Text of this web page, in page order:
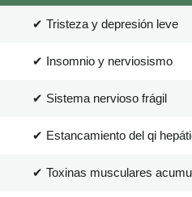
✔ Tristeza y depresión leve
✔ Insomnio y nerviosismo
✔ Sistema nervioso frágil
✔ Estancamiento del qi
✔ Toxinas musculares